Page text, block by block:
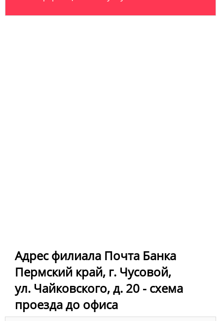
Адрес филиала Почта Банка
Пермский край, г. Чусовой,
ул. Чайковского, д. 20 - схема
проезда до офиса